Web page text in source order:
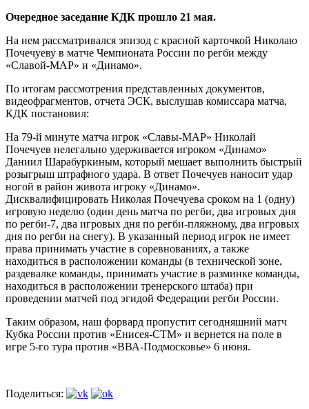
Очередное заседание КДК прошло 21 мая.
На нем рассматривался эпизод с красной карточкой Николаю
Почечуеву в матче Чемпионата России по регби между
«Славой-МАР» и «Динамо».
По итогам рассмотрения представленных документов,
видеофрагментов, отчета ЭСК, выслушав комиссара матча,
КДК постановил:
На 79-й минуте матча игрок «Славы-МАР» Николай
Почечуев нелегально удерживается игроком «Динамо»
Даниил Шарабуркиным, который мешает выполнить быстрый
розыгрыш штрафного удара. В ответ Почечуев наносит удар
ногой в район живота игроку «Динамо».
Дисквалифицировать Николая Почечуева сроком на 1 (одну)
игровую неделю (один день матча по регби, два игровых дня
по регби-7, два игровых дня по регби-пляжному, два игровых
дня по регби на снегу). В указанный период игрок не имеет
права принимать участие в соревнованиях, а также
находиться в расположении команды (в технической зоне,
раздевалке команды, принимать участие в разминке команды,
находиться в расположении тренерского штаба) при
проведении матчей под эгидой Федерации регби России.
Таким образом, наш форвард пропустит сегодняшний матч
Кубка России против «Енисея-СТМ» и вернется на поле в
игре 5-го тура против «ВВА-Подмосковье» 6 июня.
Поделиться: